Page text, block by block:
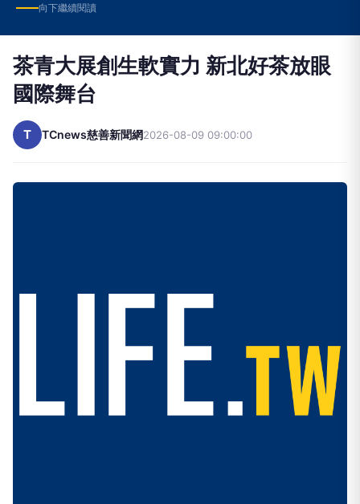
向下繼續閱讀
茶青大展創生軟實力 新北好茶放眼
國際舞台
T TCnews慈善新聞網2026-08-09 09:00:00